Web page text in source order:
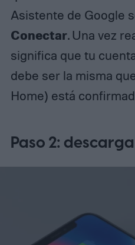
Asistente de Google
Conectar. Una vez
significa que tu
debe ser la misma
Home) está
Paso 2: descarga